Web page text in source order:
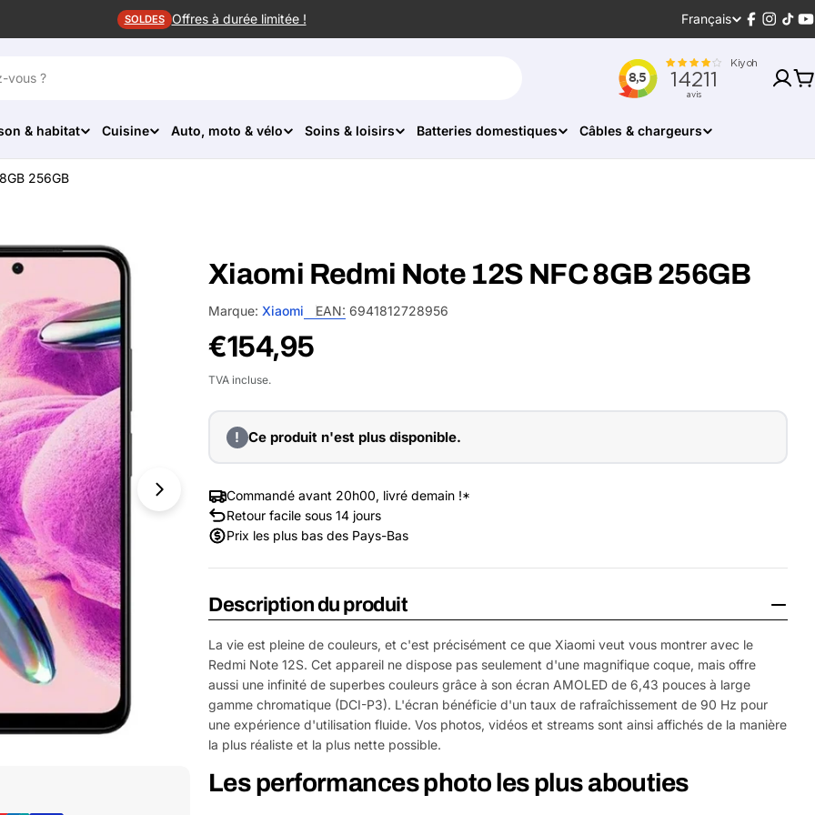
SOLDES Offres à durée limitée ! Langue
Français
Facebook
& habitat Cuisine Auto, moto & vélo Soins & loisirs Batteries domestiques Câbles & chargeurs
256GB
Ouvrir le média 1 dans une fenêtre
Xiaomi Redmi Note 12S NFC 8GB 256GB
Marque: Xiaomi EAN: 6941812728956
Prix
habituel
€154,95
TVA incluse.
! Ce produit n'est plus disponible.
Commandé avant 20h00, livré demain !*
Retour facile sous 14 jours
Prix les plus bas des Pays-Bas
Description du produit
La vie est pleine de couleurs, et c'est précisément ce que Xiaomi veut vous montrer avec le
Redmi Note 12S. Cet appareil ne dispose pas seulement d'une magnifique coque, mais offre
aussi une infinité de superbes couleurs grâce à son écran AMOLED de 6,43 pouces à large
gamme chromatique (DCI-P3). L'écran bénéficie d'un taux de rafraîchissement de 90 Hz pour
une expérience d'utilisation fluide. Vos photos, vidéos et streams sont ainsi affichés de la manière
la plus réaliste et la plus nette possible.
Les performances photo les plus abouties